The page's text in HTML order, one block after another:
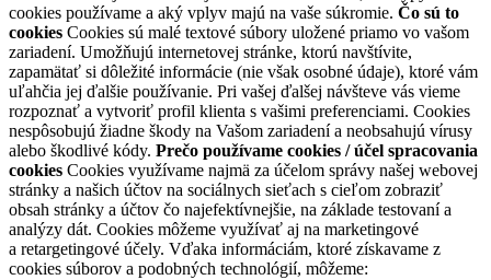
cookies používame a aký vplyv majú na vaše súkromie. Čo sú to
cookies Cookies sú malé textové súbory uložené priamo vo vašom
zariadení. Umožňujú internetovej stránke, ktorú navštívite,
zapamätať si dôležité informácie (nie však osobné údaje), ktoré vám
uľahčia jej ďalšie používanie. Pri vašej ďalšej návšteve vás vieme
rozpoznať a vytvoriť profil klienta s vašimi preferenciami. Cookies
nespôsobujú žiadne škody na Vašom zariadení a neobsahujú vírusy
alebo škodlivé kódy. Prečo používame cookies / účel spracovania
cookies Cookies využívame najmä za účelom správy našej webovej
stránky a našich účtov na sociálnych sieťach s cieľom zobraziť
obsah stránky a účtov čo najefektívnejšie, na základe testovaní a
analýzy dát. Cookies môžeme využívať aj na marketingové
a retargetingové účely. Vďaka informáciám, ktoré získavame z
cookies súborov a podobných technológií, môžeme: